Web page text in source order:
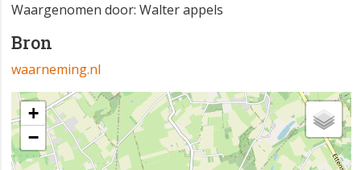
Waargenomen door: Walter appels
Bron
waarneming.nl
+
−